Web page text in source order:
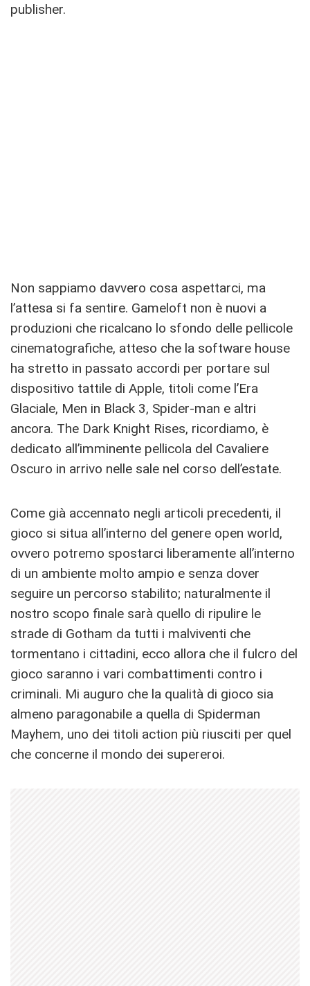
publisher.
Non sappiamo davvero cosa aspettarci, ma
l’attesa si fa sentire. Gameloft non è nuovi a
produzioni che ricalcano lo sfondo delle pellicole
cinematografiche, atteso che la software house
ha stretto in passato accordi per portare sul
dispositivo tattile di Apple, titoli come l’Era
Glaciale, Men in Black 3, Spider-man e altri
ancora. The Dark Knight Rises, ricordiamo, è
dedicato all’imminente pellicola del Cavaliere
Oscuro in arrivo nelle sale nel corso dell’estate.
Come già accennato negli articoli precedenti, il
gioco si situa all’interno del genere open world,
ovvero potremo spostarci liberamente all’interno
di un ambiente molto ampio e senza dover
seguire un percorso stabilito; naturalmente il
nostro scopo finale sarà quello di ripulire le
strade di Gotham da tutti i malviventi che
tormentano i cittadini, ecco allora che il fulcro del
gioco saranno i vari combattimenti contro i
criminali. Mi auguro che la qualità di gioco sia
almeno paragonabile a quella di Spiderman
Mayhem, uno dei titoli action più riusciti per quel
che concerne il mondo dei supereroi.